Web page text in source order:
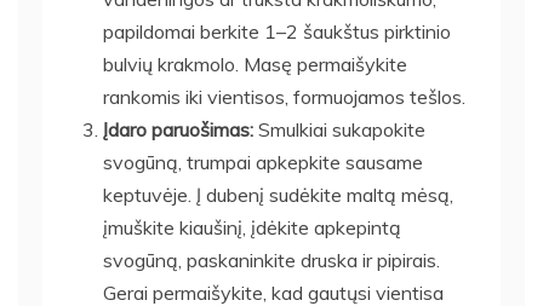
papildomai berkite 1–2 šaukštus pirktinio
bulvių krakmolo. Masę permaišykite
rankomis iki vientisos, formuojamos tešlos.
Įdaro paruošimas: Smulkiai sukapokite
svogūną, trumpai apkepkite sausame
keptuvėje. Į dubenį sudėkite maltą mėsą,
įmuškite kiaušinį, įdėkite apkepintą
svogūną, paskaninkite druska ir pipirais.
Gerai permaišykite, kad gautųsi vientisa